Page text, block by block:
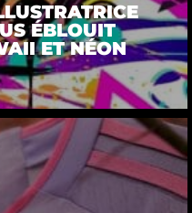
ÉBLOUIT
ET NÉON